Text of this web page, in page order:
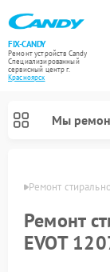
FIX-CANDY
Ремонт устройств Candy
Специализированный
cервисный центр г.
Красноярск
Мы
Ремонт
Ремонт
EVOT